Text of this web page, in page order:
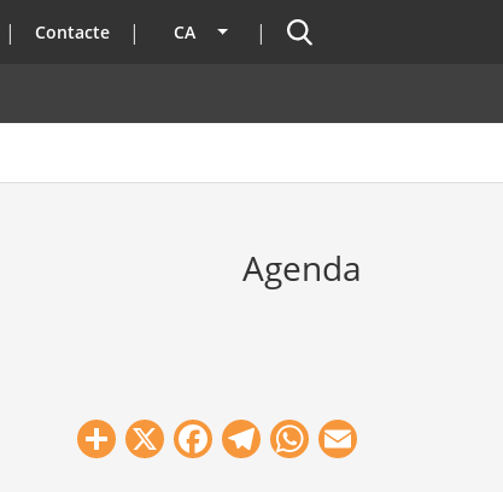
Contacte CA Llista les accions addicionals
Cercador
Agenda
Share
X Facebook
Telegram
WhatsApp